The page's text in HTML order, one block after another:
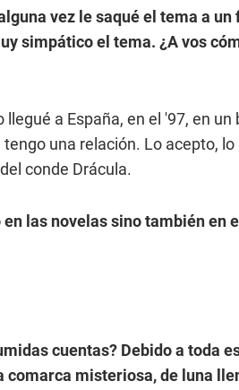
vez le saqué el tema a
simpático el tema. ¿A vos
a España, en el '97, en
una relación. Lo acepto,
conde Drácula.
las novelas sino también en
cuentas? Debido a toda
misteriosa, de luna